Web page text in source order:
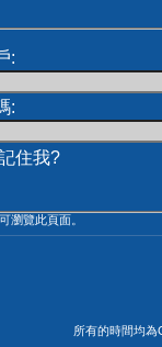
:
:
住我?
瀏覽此頁面。
所有的時間均為